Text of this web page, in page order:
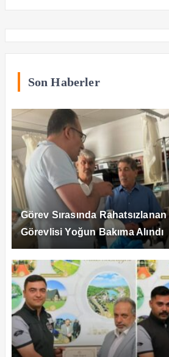
Son Haberler
Görev Sırasında
Görevlisi Yoğun Bakıma Alındı